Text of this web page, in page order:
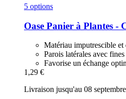
5 options
Oase Panier à Plantes -​
Matériau imputrescible et
Parois latérales avec
Favorise un échange
1,29 €
Livraison jusqu'au 08 septembre